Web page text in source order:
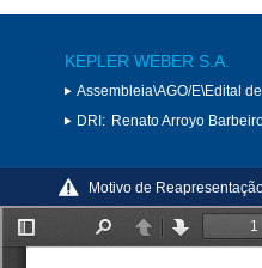
KEPLER WEBER S.A.
Assembleia\AGO/E\Edital
DRI: Renato Arroyo
Motivo de